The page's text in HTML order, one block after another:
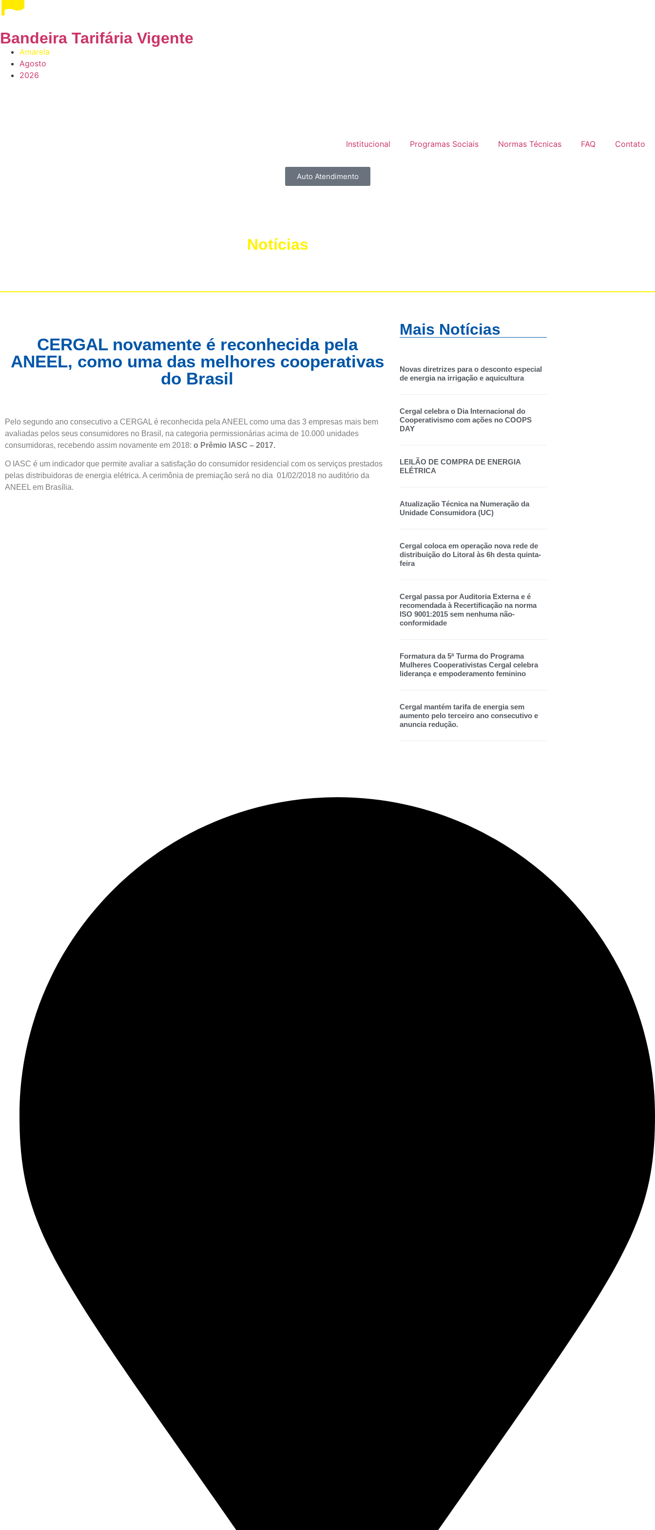
Bandeira Tarifária Vigente
Amarela
Agosto
2026
Institucional Programas Sociais Normas Técnicas FAQ Contato
Auto Atendimento
Notícias
CERGAL novamente é reconhecida pela
ANEEL, como uma das melhores cooperativas
do Brasil
Pelo segundo ano consecutivo a CERGAL é reconhecida pela ANEEL como uma das 3 empresas mais bem
avaliadas pelos seus consumidores no Brasil, na categoria permissionárias acima de 10.000 unidades
consumidoras, recebendo assim novamente em 2018: o Prêmio IASC – 2017.
O IASC é um indicador que permite avaliar a satisfação do consumidor residencial com os serviços prestados
pelas distribuidoras de energia elétrica. A cerimônia de premiação será no dia 01/02/2018 no auditório da
ANEEL em Brasília.
Mais Notícias
Novas diretrizes para o desconto especial
de energia na irrigação e aquicultura
Cergal celebra o Dia Internacional do
Cooperativismo com ações no COOPS
DAY
LEILÃO DE COMPRA DE ENERGIA
ELÉTRICA
Atualização Técnica na Numeração da
Unidade Consumidora (UC)
Cergal coloca em operação nova rede de
distribuição do Litoral às 6h desta quinta-
feira
Cergal passa por Auditoria Externa e é
recomendada à Recertificação na norma
ISO 9001:2015 sem nenhuma não-
conformidade
Formatura da 5ª Turma do Programa
Mulheres Cooperativistas Cergal celebra
liderança e empoderamento feminino
Cergal mantém tarifa de energia sem
aumento pelo terceiro ano consecutivo e
anuncia redução.